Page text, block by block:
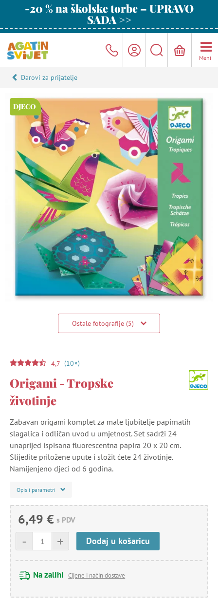
-20 % na školske torbe – UPRAVO
SADA >>
Meni
Darovi za prijatelje
DJECO
Ostale fotografije (5)
4,7 (10+)
Origami - Tropske
životinje
Zabavan origami komplet za male ljubitelje papirnatih
slagalica i odličan uvod u umjetnost. Set sadrži 24
unaprijed ispisana fluorescentna papira 20 x 20 cm.
Slijedite priložene upute i složit ćete 24 životinje.
Namijenjeno djeci od 6 godina.
Opis i parametri
6,49 € s PDV
+
- Dodaj u košaricu
Na zalihi Cijene i način dostave